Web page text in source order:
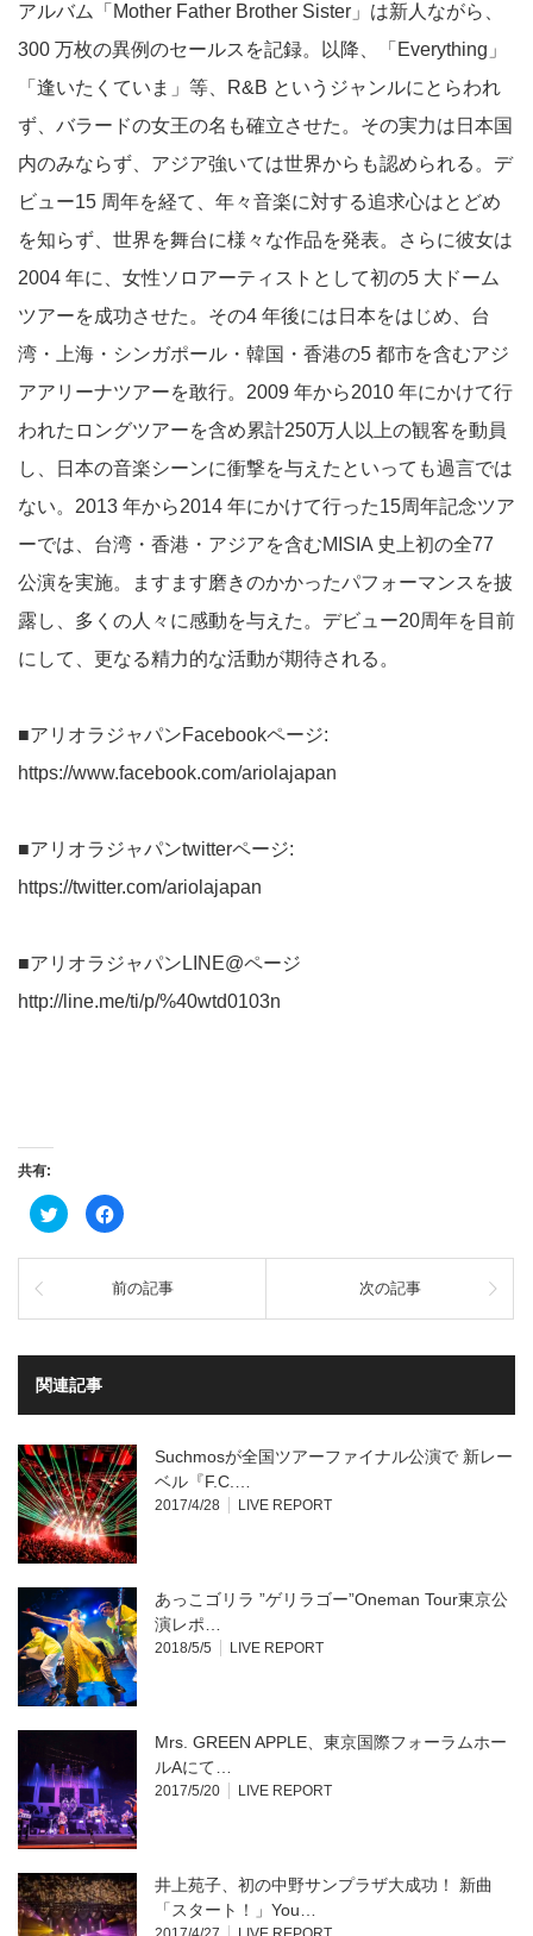
アルバム「Mother Father Brother Sister」は新⼈ながら、
300 万枚の異例のセールスを記録。以降、「Everything」
「逢いたくていま」等、R&B というジャンルにとらわれ
ず、バラードの⼥王の名も確⽴させた。その実⼒は⽇本国
内のみならず、アジア強いては世界からも認められる。デ
ビュー15 周年を経て、年々⾳楽に対する追求⼼はとどめ
を知らず、世界を舞台に様々な作品を発表。さらに彼⼥は
2004 年に、⼥性ソロアーティストとして初の5 ⼤ドーム
ツアーを成功させた。その4 年後には⽇本をはじめ、台
湾・上海・シンガポール・韓国・⾹港の5 都市を含むアジ
アアリーナツアーを敢⾏。2009 年から2010 年にかけて⾏
われたロングツアーを含め累計250万⼈以上の観客を動員
し、⽇本の⾳楽シーンに衝撃を与えたといっても過⾔では
ない。2013 年から2014 年にかけて⾏った15周年記念ツア
ーでは、台湾・⾹港・アジアを含むMISIA 史上初の全77
公演を実施。ますます磨きのかかったパフォーマンスを披
露し、多くの⼈々に感動を与えた。デビュー20周年を目前
にして、更なる精力的な活動が期待される。
■アリオラジャパンFacebookページ:
https://www.facebook.com/ariolajapan
■アリオラジャパンtwitterページ:
https://twitter.com/ariolajapan
■アリオラジャパンLINE@ページ
http://line.me/ti/p/%40wtd0103n
共有:
ク
リ
共
(新
い
ウ
ウ
で
開
き
ま
す)
Facebook
で
る
に
ク
ッ
い
(新
し
い
ウ
ィ
ン
ド
ウ
開
き
ま
す)
前の記事 次の記事
関連記事
Suchmosが全国ツアーファイナル公演で 新レー
ベル『F.C.…
2017/4/28 LIVE REPORT
あっこゴリラ ”ゲリラゴー”Oneman Tour東京公
演レポ…
2018/5/5 LIVE REPORT
Mrs. GREEN APPLE、東京国際フォーラムホー
ルAにて…
2017/5/20 LIVE REPORT
井上苑子、初の中野サンプラザ大成功！ 新曲
「スタート！」You…